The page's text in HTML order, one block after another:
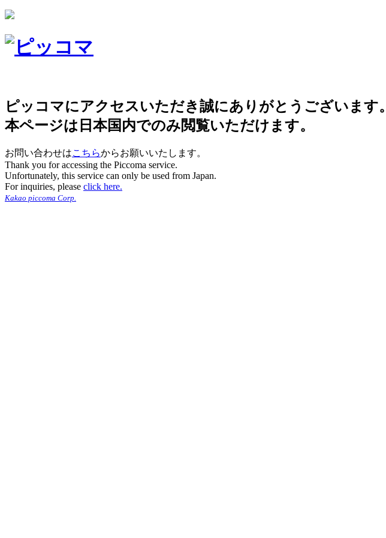
ピッコマにアクセスいただき誠にありがとうございます。
本ページは日本国内でのみ閲覧いただけます。
お問い合わせはこちらからお願いいたします。
Thank you for accessing the Piccoma service.
Unfortunately, this service can only be used from Japan.
For inquiries, please click here.
Kakao piccoma Corp.